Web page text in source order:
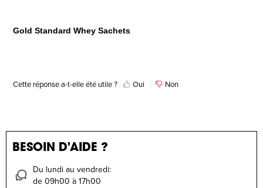
Gold Standard Whey Sachets
Cette réponse a-t-elle été utile ? Oui Non
BESOIN D'AIDE ?
Du lundi au vendredi:
de 09h00 à 17h00